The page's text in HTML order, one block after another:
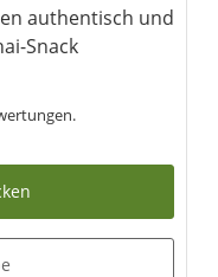
authentisch und
Snack